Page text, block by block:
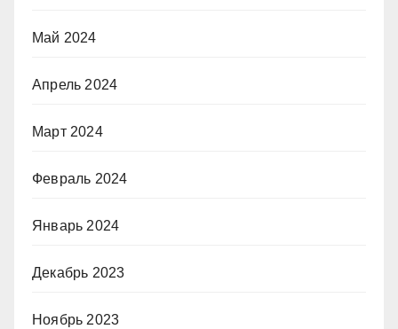
Май 2024
Апрель 2024
Март 2024
Февраль 2024
Январь 2024
Декабрь 2023
Ноябрь 2023